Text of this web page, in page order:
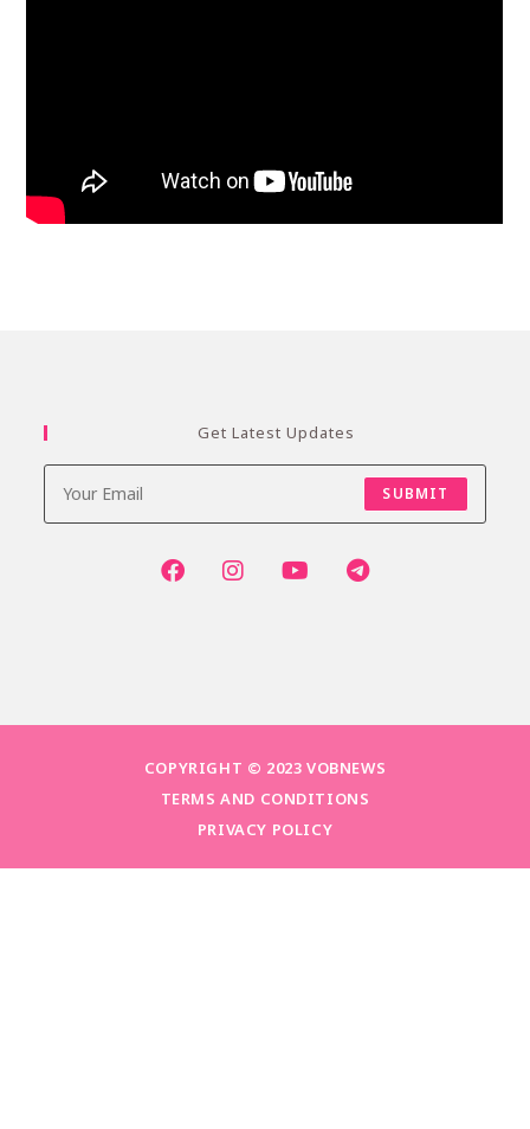
Get Latest Updates
SUBMIT
COPYRIGHT © 2023 VOBNEWS
TERMS AND CONDITIONS
PRIVACY POLICY